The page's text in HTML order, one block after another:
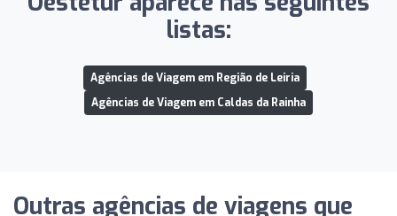
listas:
Agências de Viagem em Região de Leiria
Agências de Viagem em Caldas da Rainha
Outras agências de viagens que